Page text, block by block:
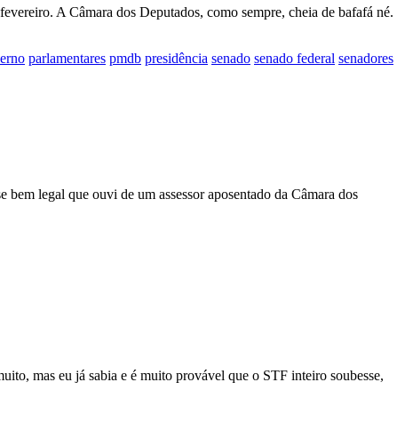
A Câmara dos Deputados, como sempre, cheia de bafafá né.
parlamentares pmdb presidência senado senado federal senadores
legal que ouvi de um assessor aposentado da Câmara dos
mas eu já sabia e é muito provável que o STF inteiro soubesse,